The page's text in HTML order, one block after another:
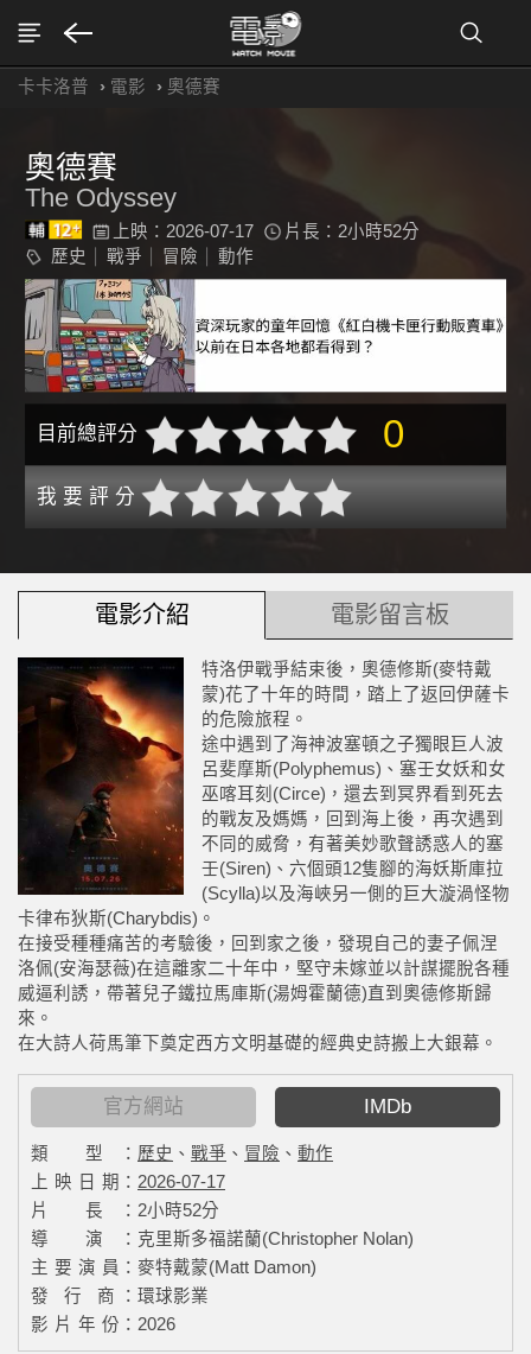
卡卡洛普 › 電影 › 奧德賽
奧德賽
The Odyssey
上映：2026-07-17
片長：2小時52分
歷史
戰爭 冒險 動作
目前總評分 0
我 要 評 分
電影介紹 電影留言板
特洛伊戰爭結束後，奧德修斯(麥特戴
蒙)花了十年的時間，踏上了返回伊薩卡
的危險旅程。
途中遇到了海神波塞頓之子獨眼巨人波
呂斐摩斯(Polyphemus)、塞壬女妖和女
巫喀耳刻(Circe)，還去到冥界看到死去
的戰友及媽媽，回到海上後，再次遇到
不同的威脅，有著美妙歌聲誘惑人的塞
壬(Siren)、六個頭12隻腳的海妖斯庫拉
(Scylla)以及海峽另一側的巨大漩渦怪物
卡律布狄斯(Charybdis)。
在接受種種痛苦的考驗後，回到家之後，發現自己的妻子佩涅
洛佩(安海瑟薇)在這離家二十年中，堅守未嫁並以計謀擺脫各種
威逼利誘，帶著兒子鐵拉馬庫斯(湯姆霍蘭德)直到奧德修斯歸
來。
在大詩人荷馬筆下奠定西方文明基礎的經典史詩搬上大銀幕。
官方網站 IMDb
類 型： 歷史 、 戰爭 、 冒險 、 動作
上 映 日 期： 2026-07-17
片 長： 2小時52分
導 演： 克里斯多福諾蘭(Christopher Nolan)
主 要 演 員： 麥特戴蒙(Matt Damon)
發 行 商： 環球影業
影 片 年 份： 2026